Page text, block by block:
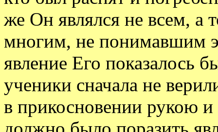
же Он являлся не всем, а
многим, не понимавшим
явление Его показалось
ученики сначала не
в прикосновении рукою